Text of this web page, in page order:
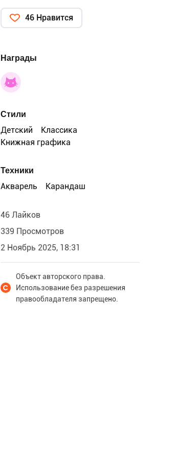
46 Нравится
Награды
Стили
Детский
Классика
Книжная графика
Техники
Акварель
Карандаш
46 Лайков
339 Просмотров
2 Ноябрь 2025, 18:31
Объект авторского права.
Использование без разрешения
правообладателя запрещено.